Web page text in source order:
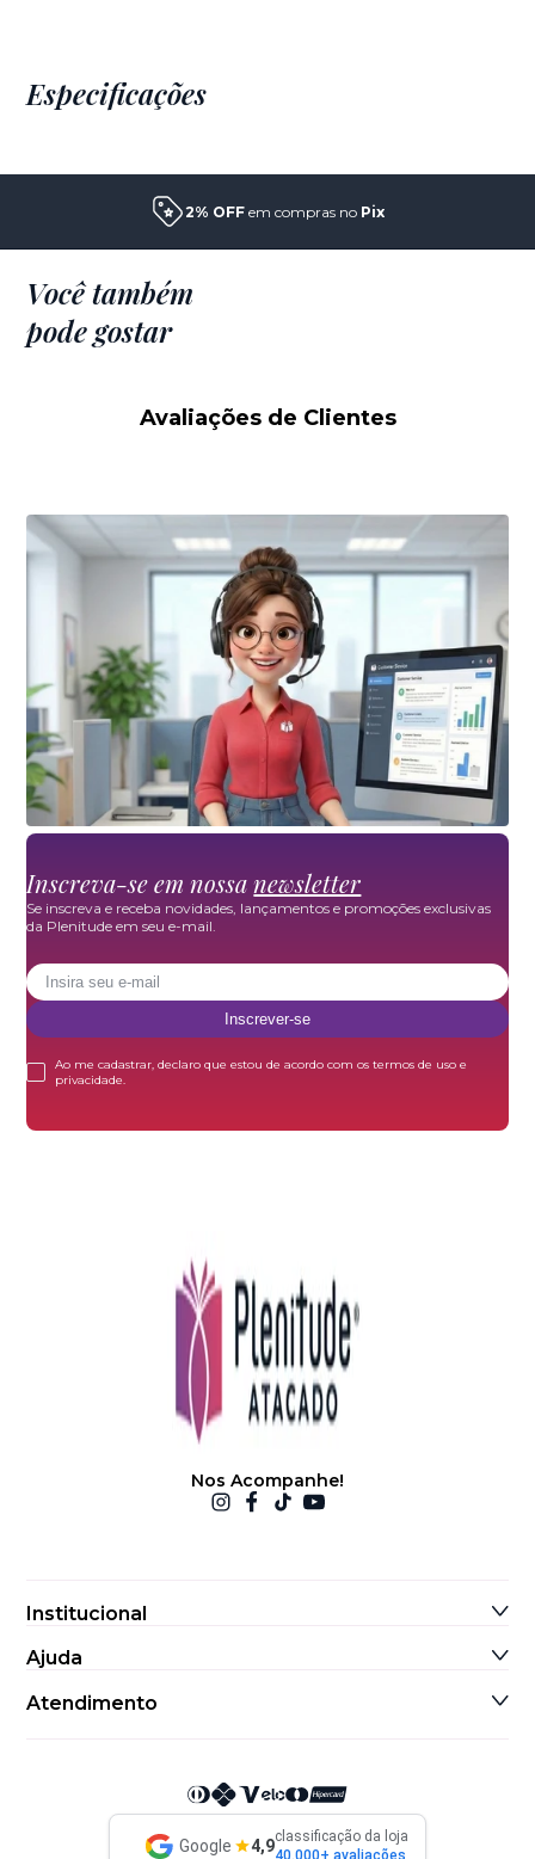
Especificações
2% OFF em compras no Pix
Você também
pode gostar
Avaliações de Clientes
Inscreva-se em nossanewsletter
Se inscreva e receba novidades, lançamentos e promoções exclusivas
da Plenitude em seu e-mail.
Inscrever-se
Ao me cadastrar, declaro que estou de acordo com os termos de uso e
privacidade.
Nos Acompanhe!
Institucional
Informações de Contato
Ajuda
Atendimento
Google 4,9classificação da loja
40.000+ avaliações